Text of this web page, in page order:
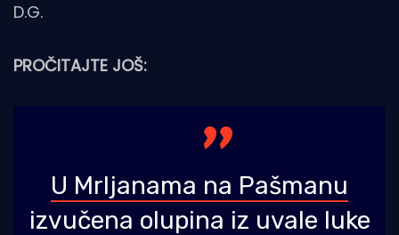
D.G.
PROČITAJTE JOŠ:
U Mrljanama na Pašmanu
izvučena olupina iz uvale luke